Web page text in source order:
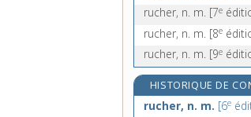
rudéral, -ale, adj.
rucher, n. m. [7e
rucher, n. m. [8e
rucher, n. m. [9e
HISTORIQUE DE
rucher, n. m. [6e